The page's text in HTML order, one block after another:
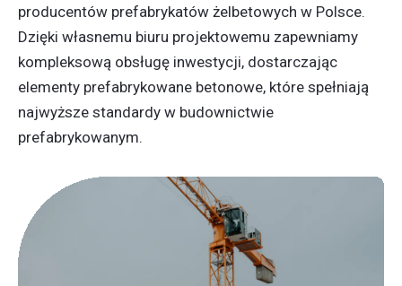
producentów prefabrykatów żelbetowych w Polsce.
Dzięki własnemu biuru projektowemu zapewniamy
kompleksową obsługę inwestycji, dostarczając
elementy prefabrykowane betonowe, które spełniają
najwyższe standardy w budownictwie
prefabrykowanym.